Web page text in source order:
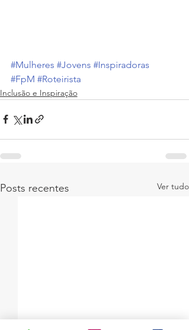
#Mulheres #Jovens #Inspiradoras
#FpM #Roteirista
Inclusão e Inspiração
Posts recentes Ver tudo